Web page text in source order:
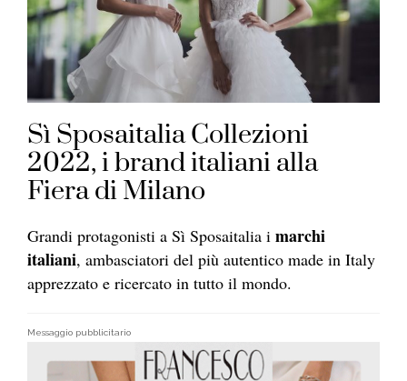
Sì Sposaitalia Collezioni
2022, i brand italiani alla
Fiera di Milano
Grandi protagonisti a Sì Sposaitalia i marchi
italiani, ambasciatori del più autentico made in Italy
apprezzato e ricercato in tutto il mondo.
Messaggio pubblicitario